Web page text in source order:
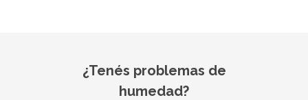
¿Tenés problemas de
humedad?